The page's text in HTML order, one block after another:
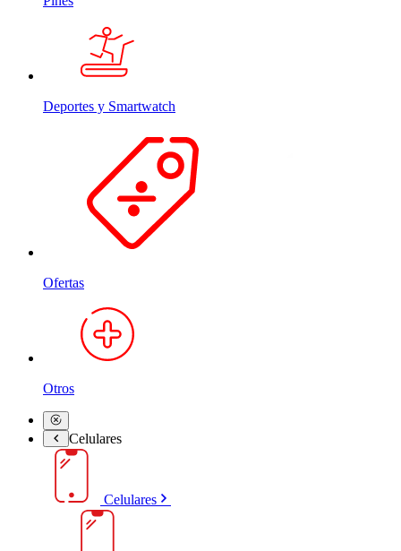
Deportes y Smartwatch
Ofertas
Otros
Celulares
Celulares